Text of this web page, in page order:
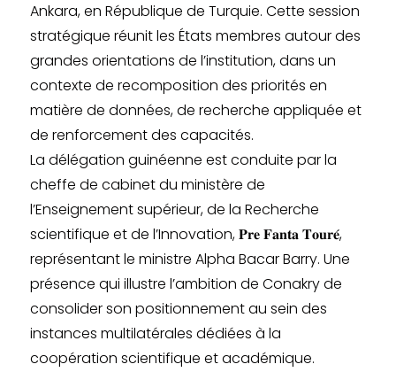
Ankara, en République de Turquie. Cette session
stratégique réunit les États membres autour des
grandes orientations de l’institution, dans un
contexte de recomposition des priorités en
matière de données, de recherche appliquée et
de renforcement des capacités.
La délégation guinéenne est conduite par la
cheffe de cabinet du ministère de
l’Enseignement supérieur, de la Recherche
scientifique et de l’Innovation, 𝐏𝐫𝐞 𝐅𝐚𝐧𝐭𝐚 𝐓𝐨𝐮𝐫𝐞́,
représentant le ministre Alpha Bacar Barry. Une
présence qui illustre l’ambition de Conakry de
consolider son positionnement au sein des
instances multilatérales dédiées à la
coopération scientifique et académique.